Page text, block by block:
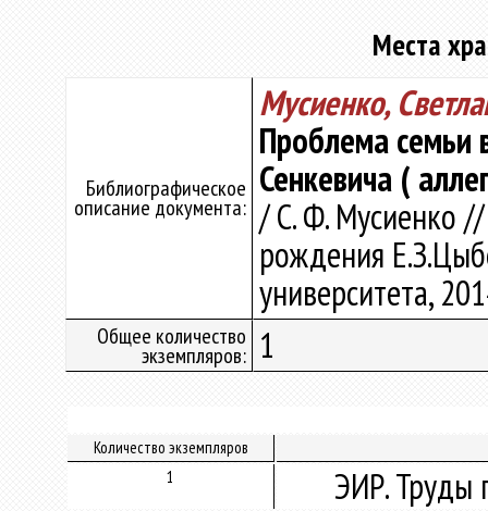
Места
Библиографическое
описание документа:
Мусиенко,
Проблема семьи
Сенкевича (
/ С. Ф. Мусиенко
рождения
университета,
Общее количество
экземпляров: 1
Количество экземпляров
1
ЭИР. Труды